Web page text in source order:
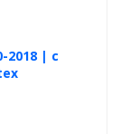
2018 | с